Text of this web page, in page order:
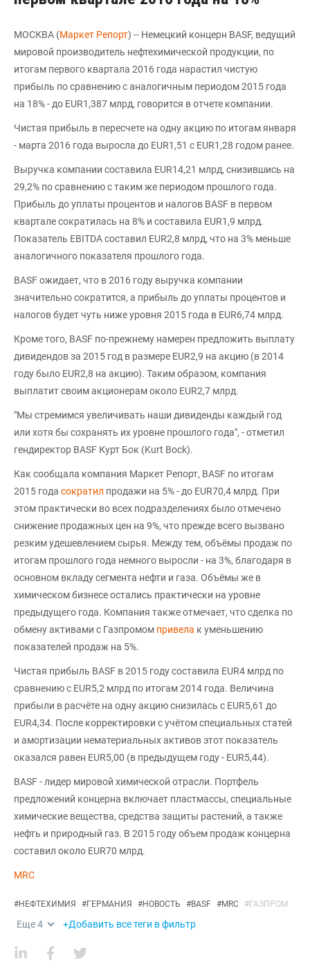
МОСКВА (Маркет Репорт) -- Немецкий концерн BASF, ведущий
мировой производитель нефтехимической продукции, по
итогам первого квартала 2016 года нарастил чистую
прибыль по сравнению с аналогичным периодом 2015 года
на 18% - до EUR1,387 млрд, говорится в отчете компании.
Чистая прибыль в пересчете на одну акцию по итогам января
- марта 2016 года выросла до EUR1,51 с EUR1,28 годом ранее.
Выручка компании составила EUR14,21 млрд, снизившись на
29,2% по сравнению с таким же периодом прошлого года.
Прибыль до уплаты процентов и налогов BASF в первом
квартале сократилась на 8% и составила EUR1,9 млрд.
Показатель EBITDA составил EUR2,8 млрд, что на 3% меньше
аналогичного показателя прошлого года.
BASF ожидает, что в 2016 году выручка компании
значительно сократится, а прибыль до уплаты процентов и
налогов будет чуть ниже уровня 2015 года в EUR6,74 млрд.
Кроме того, BASF по-прежнему намерен предложить выплату
дивидендов за 2015 год в размере EUR2,9 на акцию (в 2014
году было EUR2,8 на акцию). Таким образом, компания
выплатит своим акционерам около EUR2,7 млрд.
"Мы стремимся увеличивать наши дивиденды каждый год
или хотя бы сохранять их уровне прошлого года", - отметил
гендиректор BASF Курт Бок (Kurt Bock).
Как сообщала компания Маркет Репорт, BASF по итогам
2015 года сократил продажи на 5% - до EUR70,4 млрд. При
этом практически во всех подразделениях было отмечено
снижение продажных цен на 9%, что прежде всего вызвано
резким удешевлением сырья. Между тем, объёмы продаж по
итогам прошлого года немного выросли - на 3%, благодаря в
основном вкладу сегмента нефти и газа. Объёмы же в
химическом бизнесе остались практически на уровне
предыдущего года. Компания также отмечает, что сделка по
обмену активами с Газпромом привела к уменьшению
показателей продаж на 5%.
Чистая прибыль BASF в 2015 году составила EUR4 млрд по
сравнению с EUR5,2 млрд по итогам 2014 года. Величина
прибыли в расчёте на одну акцию снизилась с EUR5,61 до
EUR4,34. После корректировки с учётом специальных статей
и амортизации нематериальных активов этот показатель
оказался равен EUR5,00 (в предыдущем году - EUR5,44).
BASF - лидер мировой химической отрасли. Портфель
предложений концерна включает пластмассы, специальные
химические вещества, средства защиты растений, а также
нефть и природный газ. В 2015 году объем продаж концерна
составил около EUR70 млрд.
MRC
#НЕФТЕХИМИЯ #ГЕРМАНИЯ #НОВОСТЬ #BASF #MRC #ГАЗПРОМ
Еще4 +Добавить все теги в фильтр